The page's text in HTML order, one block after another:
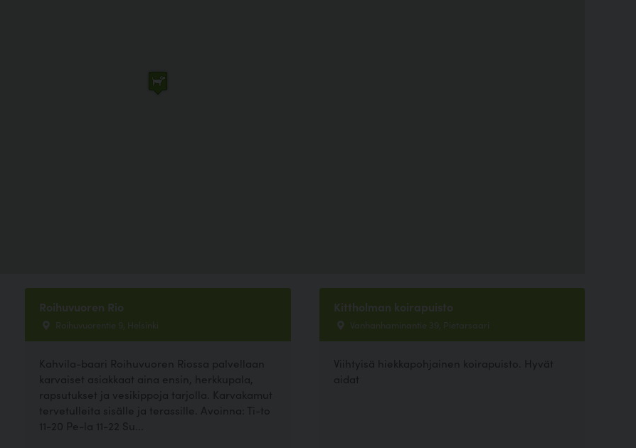
Roihuvuoren Rio
Roihuvuorentie 9, Helsinki
Kahvila-baari Roihuvuoren Riossa palvellaan
karvaiset asiakkaat aina ensin, herkkupala,
rapsutukset ja vesikippoja tarjolla. Karvakamut
tervetulleita sisälle ja terassille. Avoinna: Ti-to
11-20 Pe-la 11-22 Su...
Kittholman koirapuisto
Vanhanhaminantie 39, Pietarsaari
Viihtyisä hiekkapohjainen koirapuisto. Hyvät
aidat